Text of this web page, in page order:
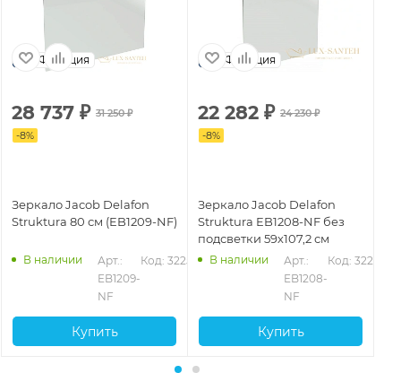
Франция
28 737 ₽ 31 250₽
-8%
Зеркало Jacob Delafon
Struktura 80 см (EB1209-NF)
В наличии
Арт.:
EB1209-
NF
Код: 32250
Купить
Франция
22 282 ₽ 24 230₽
-8%
Зеркало Jacob Delafon
Struktura EB1208-NF без
подсветки 59х107,2 см
В наличии
Арт.:
EB1208-
NF
Код: 32252
Купить